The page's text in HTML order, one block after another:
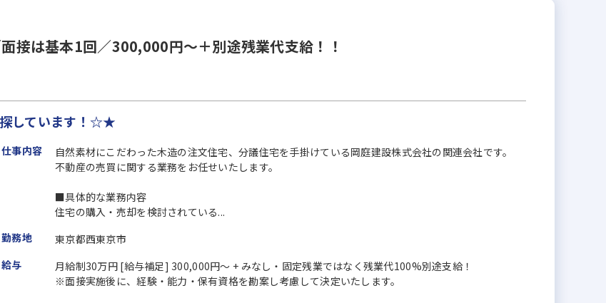
は基本1回／300,000円～＋別途残業代支給！！
しています！☆★
仕事内容
自然素材にこだわった木造の注文住宅、分議住宅を手掛けている岡庭建設株式会社の関連会社です。
不動産の売買に関する業務をお任せいたします。
■具体的な業務内容
住宅の購入・売却を検討されている...
勤務地
東京都西東京市
給与
月給制30万円 [給与補足] 300,000円～ + みなし・固定残業ではなく残業代100%別途支給！
※面接実施後に、経験・能力・保有資格を勘案し考慮して決定いたします。